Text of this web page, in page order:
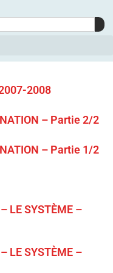
2008
– Partie 2/2
– Partie 1/2
LE SYSTÈME –
LE SYSTÈME –